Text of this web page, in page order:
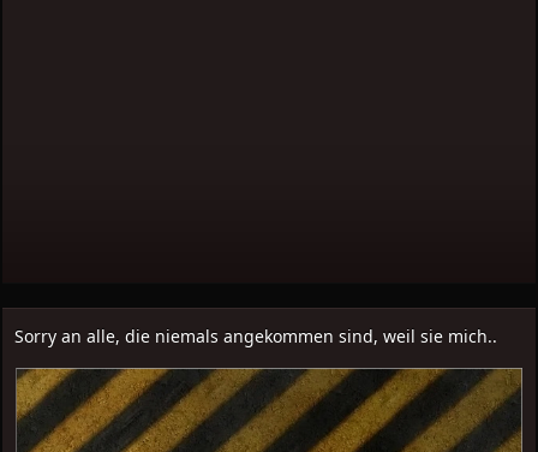
Sorry an alle, die niemals angekommen sind, weil sie mich..